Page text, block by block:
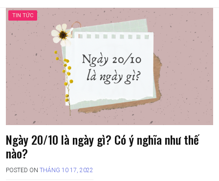
TIN TỨC
Ngày 20/10 là ngày gì? Có ý nghĩa như thế
nào?
POSTED ON THÁNG 10 17, 2022